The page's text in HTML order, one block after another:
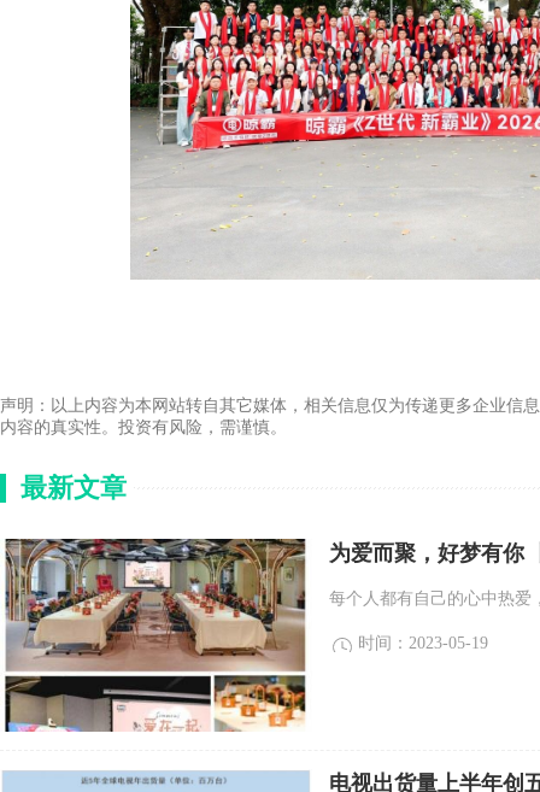
声明：以上内容为本网站转自其它媒体，相关信息仅为传递更多企业信
内容的真实性。投资有风险，需谨慎。
最新文章
为爱而聚，好梦有你
每个人都有自己的心中热爱
时间：2023-05-19
电视出货量上半年创